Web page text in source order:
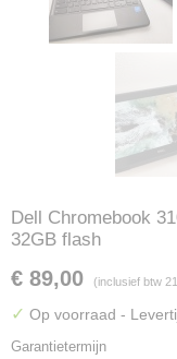
Dell Chromebook
32GB flash
€ 89,00 (inclusief btw
✓ Op voorraad -
Garantietermijn